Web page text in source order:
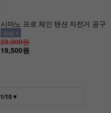
시마노 프로 체인 텐션 자전거 공구
판매 1
23,000원
19,500원
1/10▼